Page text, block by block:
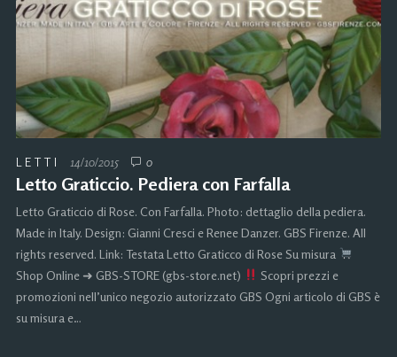
LETTI 14/10/2015 0
Letto Graticcio. Pediera con Farfalla
Letto Graticcio di Rose. Con Farfalla. Photo: dettaglio della pediera.
Made in Italy. Design: Gianni Cresci e Renee Danzer. GBS Firenze. All
rights reserved. Link: Testata Letto Graticco di Rose Su misura
Shop Online ➜ GBS-STORE (gbs-store.net)
Scopri prezzi e
promozioni nell’unico negozio autorizzato GBS Ogni articolo di GBS è
su misura e…